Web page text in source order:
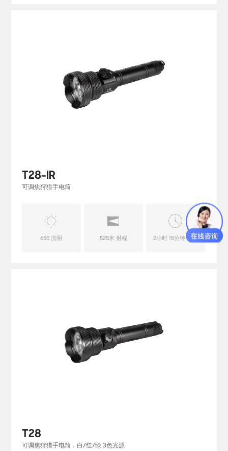
T28-IR
可调焦狩猎手电筒
650 流明 525米 射程 2小时 15分钟 续航
T28
可调焦狩猎手电筒，白/红/绿 3色光源